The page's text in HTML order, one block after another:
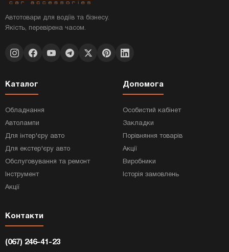
Автотовари для водіїв та бізнесу.
Якість, перевірена часом.
Каталог
Обладнання
Автолампи
Для інтер'єру авто
Для екстер'єру авто
Обслуговування та ремонт
Інструмент
Акції
Допомога
Особистий кабінет
Закладки
Порівняння товарів
Акції
Виробники
Історія замовлень
Контакти
(067) 246-41-23